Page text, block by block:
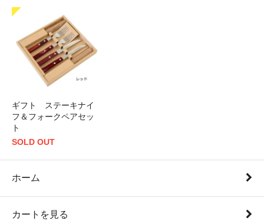
ギフト ステーキナイ
フ＆フォークペアセッ
ト
SOLD OUT
ホーム
カートを見る